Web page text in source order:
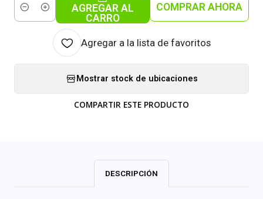
Cantidad
AGREGAR AL
CARRO
COMPRAR AHORA
Agregar a la lista de favoritos
Mostrar stock de ubicaciones
COMPARTIR ESTE PRODUCTO
DESCRIPCIÓN